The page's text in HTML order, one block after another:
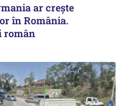
ar crește
în România.
român